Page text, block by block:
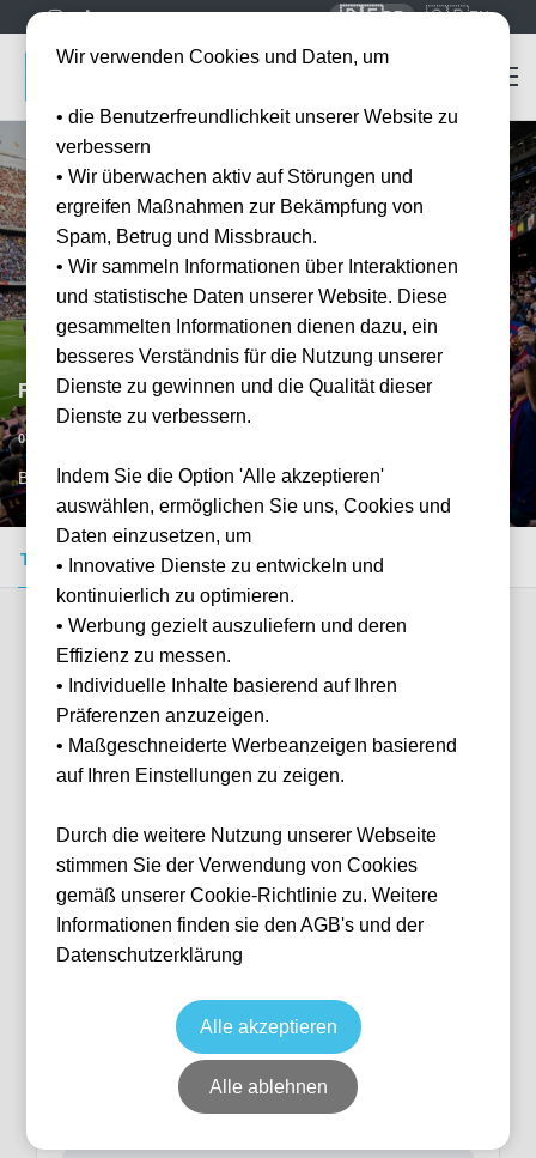
🇩🇪DE 🇬🇧EN
FC Barcelona vs Real Betis Sevilla
07.03.2027
BCN, ESP
Tickets kaufen Event-Info FAQ
Verfügbare Kategorien (9)
Corners - SB
15:00
10 verfügbar
ESP
Camp Nou
Ticket(s) + Hotel
Wir verwenden Cookies und Daten, um
• die Benutzerfreundlichkeit unserer Website zu
verbessern
• Wir überwachen aktiv auf Störungen und
ergreifen Maßnahmen zur Bekämpfung von
Spam, Betrug und Missbrauch.
• Wir sammeln Informationen über Interaktionen
und statistische Daten unserer Website. Diese
gesammelten Informationen dienen dazu, ein
besseres Verständnis für die Nutzung unserer
Dienste zu gewinnen und die Qualität dieser
Dienste zu verbessern.
Indem Sie die Option 'Alle akzeptieren'
auswählen, ermöglichen Sie uns, Cookies und
Daten einzusetzen, um
• Innovative Dienste zu entwickeln und
kontinuierlich zu optimieren.
• Werbung gezielt auszuliefern und deren
Effizienz zu messen.
• Individuelle Inhalte basierend auf Ihren
Präferenzen anzuzeigen.
• Maßgeschneiderte Werbeanzeigen basierend
auf Ihren Einstellungen zu zeigen.
Durch die weitere Nutzung unserer Webseite
stimmen Sie der Verwendung von Cookies
gemäß unserer Cookie-Richtlinie zu. Weitere
Informationen finden sie den AGB's und der
Datenschutzerklärung
Alle akzeptieren
Alle ablehnen